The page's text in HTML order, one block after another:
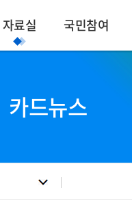
자료실 국민참여
카드뉴스